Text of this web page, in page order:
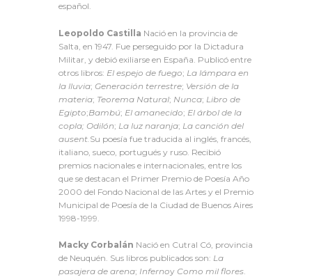
español.
Leopoldo Castilla Nació en la provincia de
Salta, en 1947. Fue perseguido por la Dictadura
Militar, y debió exiliarse en España. Publicó entre
otros libros: El espejo de fuego; La lámpara en
la lluvia; Generación terrestre; Versión de la
materia; Teorema Natural; Nunca; Libro de
Egipto;Bambú; El amanecido; El árbol de la
copla; Odilón; La luz naranja; La canción del
ausent. Su poesía fue traducida al inglés, francés,
italiano, sueco, portugués y ruso. Recibió
premios nacionales e internacionales, entre los
que se destacan el Primer Premio de Poesía Año
2000 del Fondo Nacional de las Artes y el Premio
Municipal de Poesía de la Ciudad de Buenos Aires
1998-1999.
Macky Corbalán Nació en Cutral Có, provincia
de Neuquén. Sus libros publicados son: La
pasajera de arena; Infernoy Como mil flores